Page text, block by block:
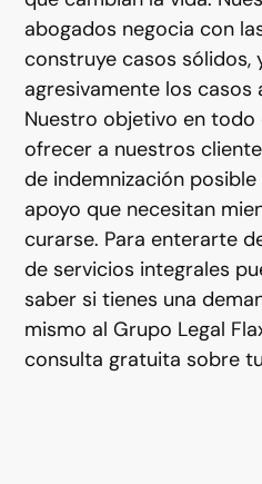
abogados negocia con
construye casos sólidos,
agresivamente los casos
Nuestro objetivo en todo
ofrecer a nuestros
de indemnización
apoyo que necesitan
curarse. Para enterarte
de servicios integrales
saber si tienes una
mismo al Grupo Legal
consulta gratuita sobre